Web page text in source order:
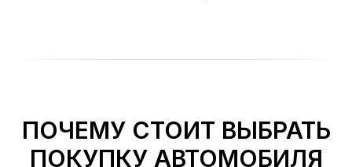
ПОЧЕМУ СТОИТ ВЫБРАТЬ
ПОКУПКУ АВТОМОБИЛЯ